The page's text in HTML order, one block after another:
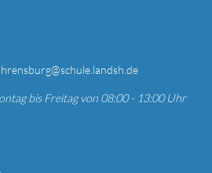
bis Freitag von 08:00 - 13:00 Uhr